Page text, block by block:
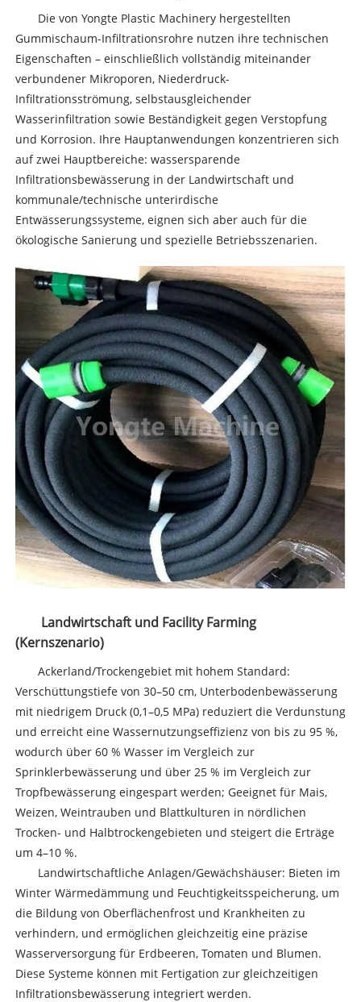
Die von Yongte Plastic Machinery hergestellten
Gummischaum-Infiltrationsrohre nutzen ihre technischen
Eigenschaften – einschließlich vollständig miteinander
verbundener Mikroporen, Niederdruck-
Infiltrationsströmung, selbstausgleichender
Wasserinfiltration sowie Beständigkeit gegen Verstopfung
und Korrosion. Ihre Hauptanwendungen konzentrieren sich
auf zwei Hauptbereiche: wassersparende
Infiltrationsbewässerung in der Landwirtschaft und
kommunale/technische unterirdische
Entwässerungssysteme, eignen sich aber auch für die
ökologische Sanierung und spezielle Betriebsszenarien.
Landwirtschaft und Facility Farming
(Kernszenario)
Ackerland/Trockengebiet mit hohem Standard:
Verschüttungstiefe von 30–50 cm, Unterbodenbewässerung
mit niedrigem Druck (0,1–0,5 MPa) reduziert die Verdunstung
und erreicht eine Wassernutzungseffizienz von bis zu 95 %,
wodurch über 60 % Wasser im Vergleich zur
Sprinklerbewässerung und über 25 % im Vergleich zur
Tropfbewässerung eingespart werden; Geeignet für Mais,
Weizen, Weintrauben und Blattkulturen in nördlichen
Trocken- und Halbtrockengebieten und steigert die Erträge
um 4–10 %.
Landwirtschaftliche Anlagen/Gewächshäuser: Bieten im
Winter Wärmedämmung und Feuchtigkeitsspeicherung, um
die Bildung von Oberflächenfrost und Krankheiten zu
verhindern, und ermöglichen gleichzeitig eine präzise
Wasserversorgung für Erdbeeren, Tomaten und Blumen.
Diese Systeme können mit Fertigation zur gleichzeitigen
Infiltrationsbewässerung integriert werden.